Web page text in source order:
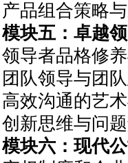
产品组合策略
模块五：卓越
领导者品格修
团队领导与团
高效沟通的艺
创新思维与问
模块六：现代